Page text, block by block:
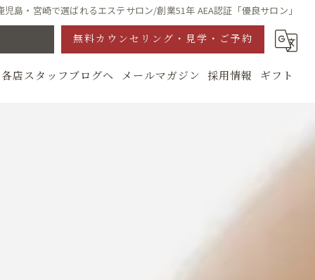
児島・宮崎で選ばれるエステサロン/創業51年 AEA認証「優良サロン」
無料カウンセリング・見学・ご予約
各店スタッフブログへ メールマガジン 採用情報 ギフト